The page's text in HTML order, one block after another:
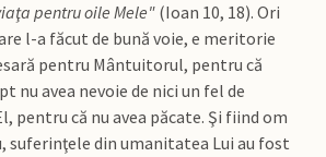
pentru oile Mele" (Ioan 10, 18). Ori
l-a făcut de bună voie, e meritorie
pentru Mântuitorul, pentru că
nu avea nevoie de nici un fel de
pentru că nu avea păcate. Şi fiind om
suferinţele din umanitatea Lui au fost